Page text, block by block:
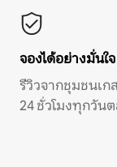
จองได้อย่างมั่นใจ
รีวิวจากชุมชนเ
24 ชั่วโมงทุกวัน